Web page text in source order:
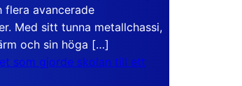
avancerade
Med sitt tunna metallchassi,
och sin höga […]
som gjorde skolan till ett